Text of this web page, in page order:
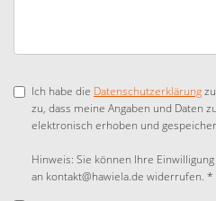
Ich habe die Datenschutzerklärung
zu, dass meine Angaben und Daten
elektronisch erhoben und
Hinweis: Sie können Ihre
an kontakt@hawiela.de widerrufen. *